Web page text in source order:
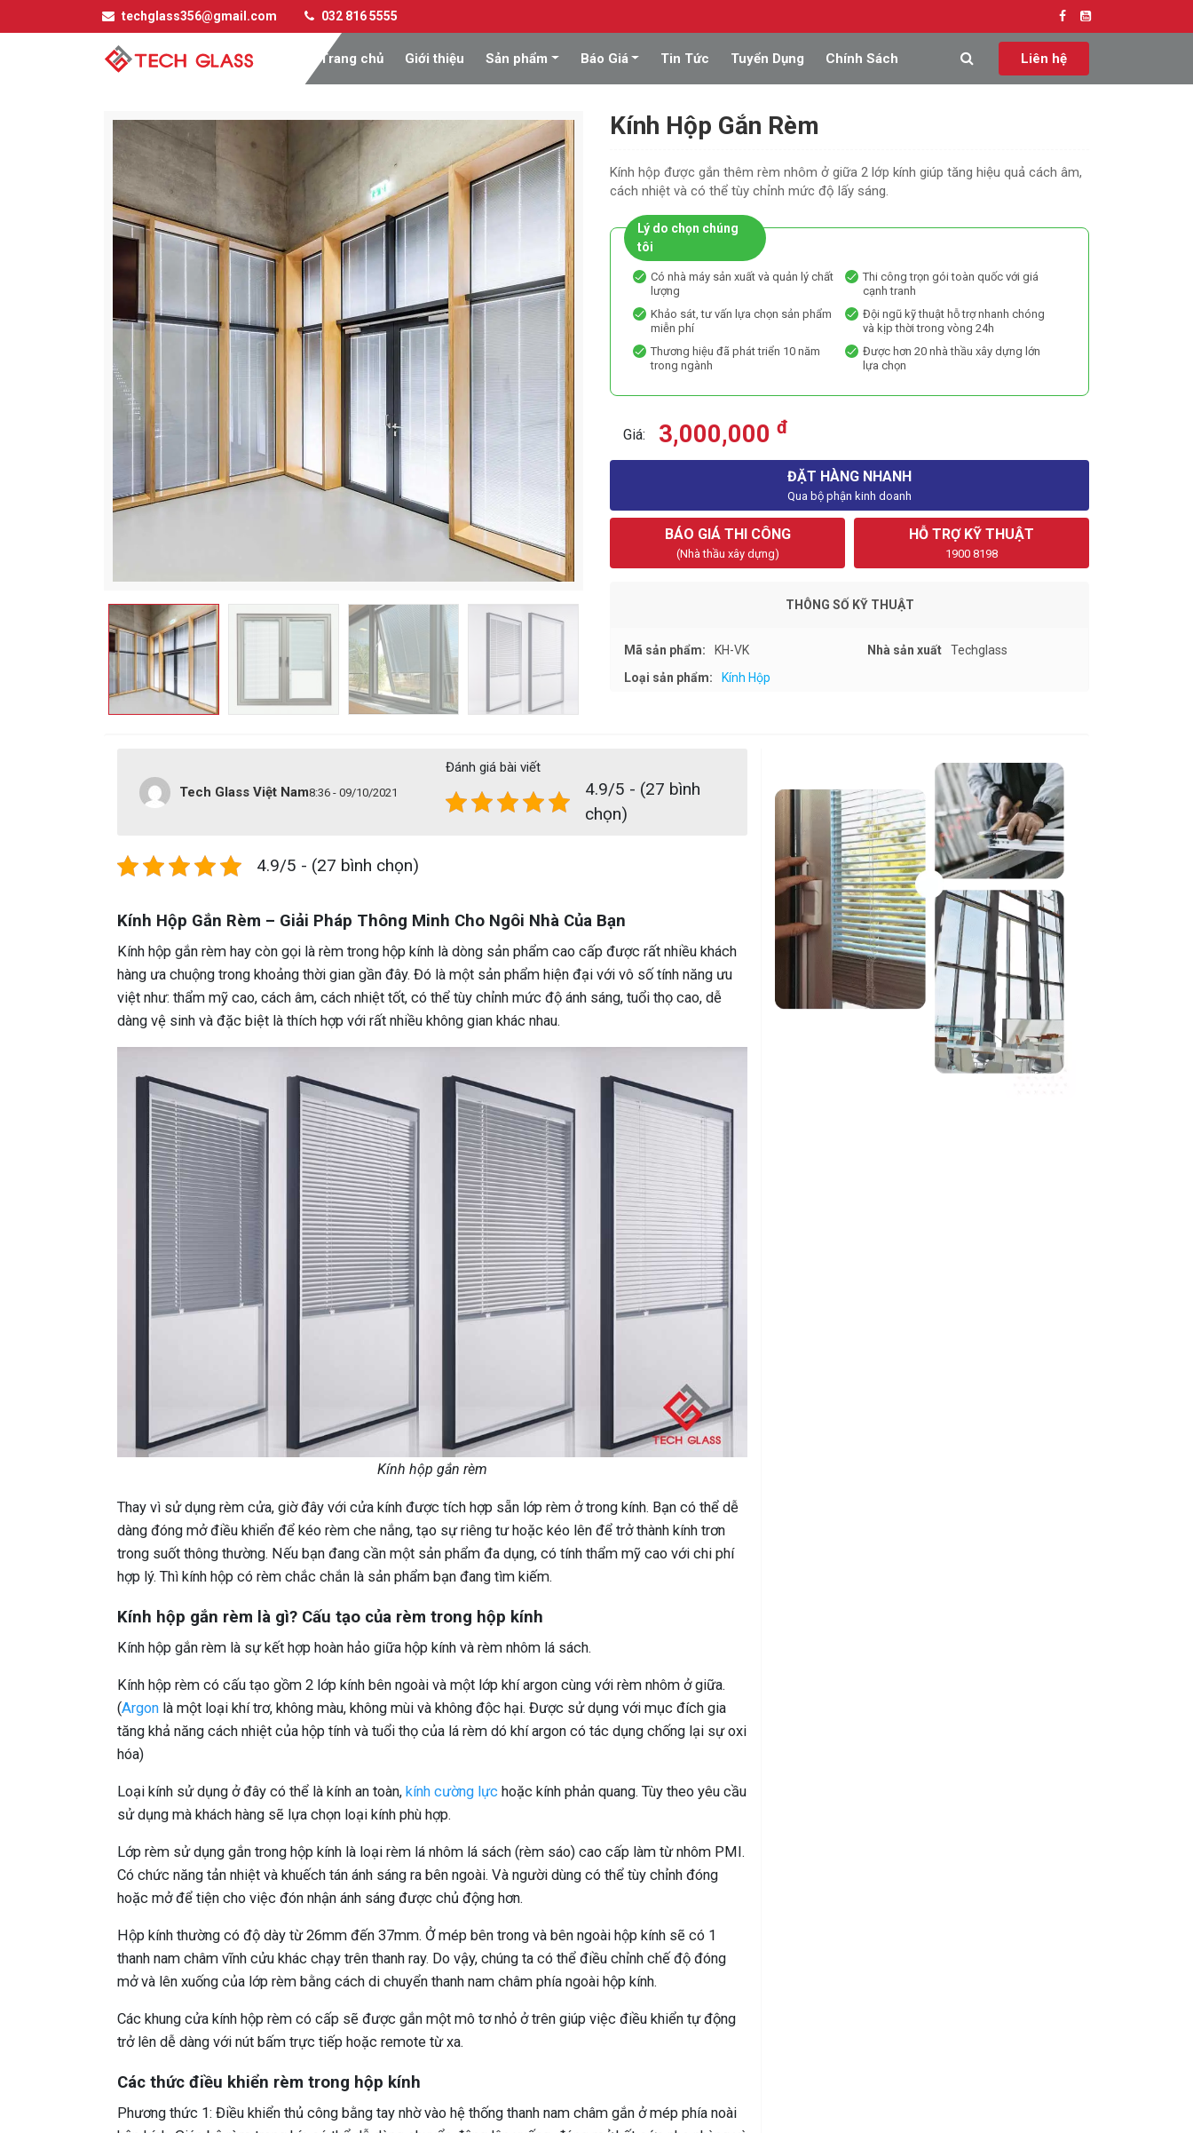
techglass356@gmail.com 032 816 5555
Trang chủ Giới thiệu Sản phẩm Báo Giá Tin Tức Tuyển Dụng Chính Sách Liên hệ
Kính Hộp Gắn Rèm
Kính hộp được gắn thêm rèm nhôm ở giữa 2 lớp kính giúp tăng hiệu quả cách âm,
cách nhiệt và có thể tùy chỉnh mức độ lấy sáng.
Lý do chọn chúng
tôi
Có nhà máy sản xuất và quản lý chất
lượng
Thi công trọn gói toàn quốc với giá
cạnh tranh
Khảo sát, tư vấn lựa chọn sản phẩm
miễn phí
Đội ngũ kỹ thuật hỗ trợ nhanh chóng
và kịp thời trong vòng 24h
Thương hiệu đã phát triển 10 năm
trong ngành
Được hơn 20 nhà thầu xây dựng lớn
lựa chọn
Giá: 3,000,000 đ
ĐẶT HÀNG NHANH
Qua bộ phận kinh doanh
BÁO GIÁ THI CÔNG
(Nhà thầu xây dựng)
HỖ TRỢ KỸ THUẬT
1900 8198
THÔNG SỐ KỸ THUẬT
Mã sản phẩm: KH-VK Nhà sản xuất
Techglass
Loại sản phẩm:
Kính Hộp
Tech Glass Việt Nam8:36 - 09/10/2021
Đánh giá bài viết
4.9/5 - (27 bình
chọn)
4.9/5 - (27 bình chọn)
Kính Hộp Gắn Rèm – Giải Pháp Thông Minh Cho Ngôi Nhà Của Bạn
Kính hộp gắn rèm hay còn gọi là rèm trong hộp kính là dòng sản phẩm cao cấp được rất nhiều khách
hàng ưa chuộng trong khoảng thời gian gần đây. Đó là một sản phẩm hiện đại với vô số tính năng ưu
việt như: thẩm mỹ cao, cách âm, cách nhiệt tốt, có thể tùy chỉnh mức độ ánh sáng, tuổi thọ cao, dễ
dàng vệ sinh và đặc biệt là thích hợp với rất nhiều không gian khác nhau.
Kính hộp gắn rèm
Thay vì sử dụng rèm cửa, giờ đây với cửa kính được tích hợp sẵn lớp rèm ở trong kính. Bạn có thể dễ
dàng đóng mở điều khiển để kéo rèm che nắng, tạo sự riêng tư hoặc kéo lên để trở thành kính trơn
trong suốt thông thường. Nếu bạn đang cần một sản phẩm đa dụng, có tính thẩm mỹ cao với chi phí
hợp lý. Thì kính hộp có rèm chắc chắn là sản phẩm bạn đang tìm kiếm.
Kính hộp gắn rèm là gì? Cấu tạo của rèm trong hộp kính
Kính hộp gắn rèm là sự kết hợp hoàn hảo giữa hộp kính và rèm nhôm lá sách.
Kính hộp rèm có cấu tạo gồm 2 lớp kính bên ngoài và một lớp khí argon cùng với rèm nhôm ở giữa.
(Argon là một loại khí trơ, không màu, không mùi và không độc hại. Được sử dụng với mục đích gia
tăng khả năng cách nhiệt của hộp tính và tuổi thọ của lá rèm dó khí argon có tác dụng chống lại sự oxi
hóa)
Loại kính sử dụng ở đây có thể là kính an toàn, kính cường lực hoặc kính phản quang. Tùy theo yêu cầu
sử dụng mà khách hàng sẽ lựa chọn loại kính phù hợp.
Lớp rèm sử dụng gắn trong hộp kính là loại rèm lá nhôm lá sách (rèm sáo) cao cấp làm từ nhôm PMI.
Có chức năng tản nhiệt và khuếch tán ánh sáng ra bên ngoài. Và người dùng có thể tùy chỉnh đóng
hoặc mở để tiện cho việc đón nhận ánh sáng được chủ động hơn.
Hộp kính thường có độ dày từ 26mm đến 37mm. Ở mép bên trong và bên ngoài hộp kính sẽ có 1
thanh nam châm vĩnh cửu khác chạy trên thanh ray. Do vậy, chúng ta có thể điều chỉnh chế độ đóng
mở và lên xuống của lớp rèm bằng cách di chuyển thanh nam châm phía ngoài hộp kính.
Các khung cửa kính hộp rèm có cấp sẽ được gắn một mô tơ nhỏ ở trên giúp việc điều khiển tự động
trở lên dễ dàng với nút bấm trực tiếp hoặc remote từ xa.
Các thức điều khiển rèm trong hộp kính
Phương thức 1: Điều khiển thủ công bằng tay nhờ vào hệ thống thanh nam châm gắn ở mép phía noài